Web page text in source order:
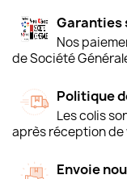
Garanties
Nos
de Société
Politique
Les colis
après réception
Envoie